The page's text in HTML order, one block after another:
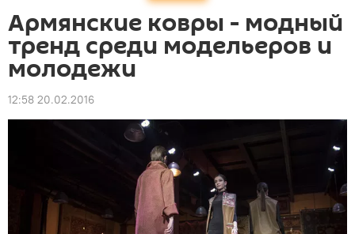
Армянские ковры - модный
тренд среди модельеров и
молодежи
12:58 20.02.2016